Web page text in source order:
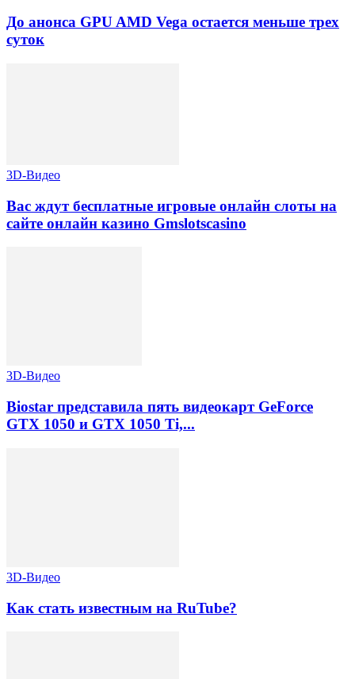
До анонса GPU AMD Vega остается меньше трех
суток
3D-Видео
Вас ждут бесплатные игровые онлайн слоты на
сайте онлайн казино Gmslotscasino
3D-Видео
Biostar представила пять видеокарт GeForce
GTX 1050 и GTX 1050 Ti,...
3D-Видео
Как стать известным на RuTube?